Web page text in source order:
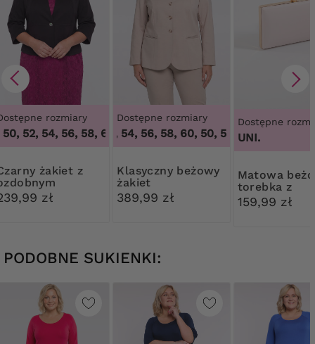
rozmiary
52, 54, 56, 58, 60, 62, 64,46, 48, 50, 52, 54, 56, 58,
z
zł
Dostępne rozmiary
50, 52, 54, 56, 58, 60,50, 52, 54, 56, 58, 60
Klasyczny beżowy
żakiet
389,99 zł
Dostępne
UNI.
Matowa beżowa
torebka z
ozdobnym
zapięciem
159,99 zł
PODOBNE SUKIENKI: